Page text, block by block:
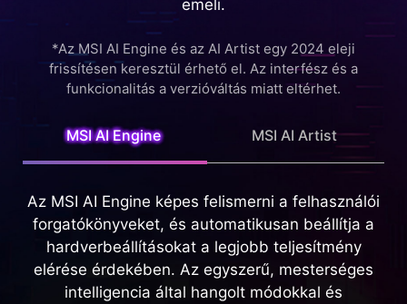
emeli.
*Az MSI AI Engine és az AI Artist egy 2024 eleji
frissítésen keresztül érhető el. Az interfész és a
funkcionalitás a verzióváltás miatt eltérhet.
MSI AI Engine MSI AI Artist
Az MSI AI Engine képes felismerni a felhasználói
forgatókönyveket, és automatikusan beállítja a
hardverbeállításokat a legjobb teljesítmény
elérése érdekében. Az egyszerű, mesterséges
intelligencia által hangolt módokkal és